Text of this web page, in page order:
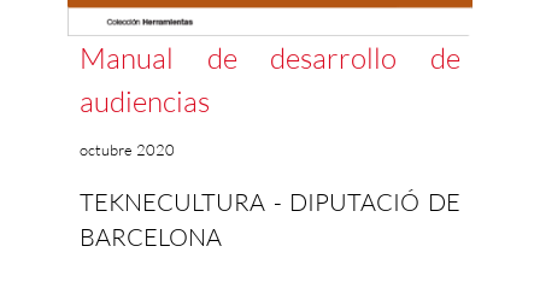
Manual de desarrollo de
audiencias
octubre 2020
TEKNECULTURA - DIPUTACIÓ DE
BARCELONA